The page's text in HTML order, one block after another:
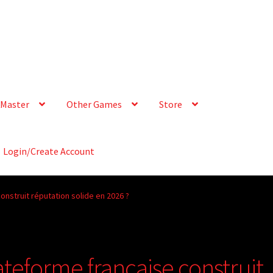
Other Games Store
Login/Create Account
réputation solide en 2026 ?